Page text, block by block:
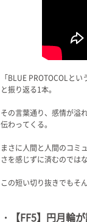
「BLUE PROTOCOLと
と振り返る1本。
その言葉通り、感情が溢
伝わってくる。
まさに人間と人間のコミ
さを感じずに済むのでは
この短い切り抜きでもそ
・【FF5】円月輪